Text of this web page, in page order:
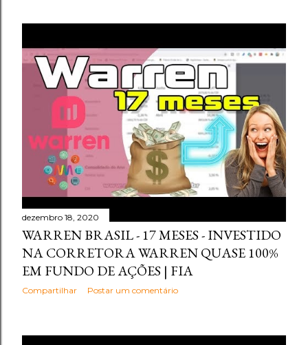
dezembro 18, 2020
WARREN BRASIL - 17 MESES - INVESTIDO
NA CORRETORA WARREN QUASE 100%
EM FUNDO DE AÇÕES | FIA
Compartilhar Postar um comentário